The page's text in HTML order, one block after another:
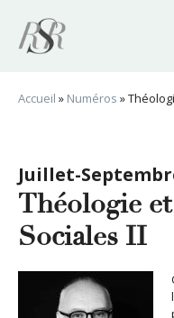
contenu
Accueil » Numéros »
Juillet-
Théologie
Sociales II